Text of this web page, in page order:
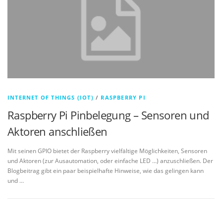
INTERNET OF THINGS (IOT) / RASPBERRY PI
Raspberry Pi Pinbelegung – Sensoren und
Aktoren anschließen
Mit seinen GPIO bietet der Raspberry vielfältige Möglichkeiten, Sensoren
und Aktoren (zur Ausautomation, oder einfache LED …) anzuschließen. Der
Blogbeitrag gibt ein paar beispielhafte Hinweise, wie das gelingen kann
und …